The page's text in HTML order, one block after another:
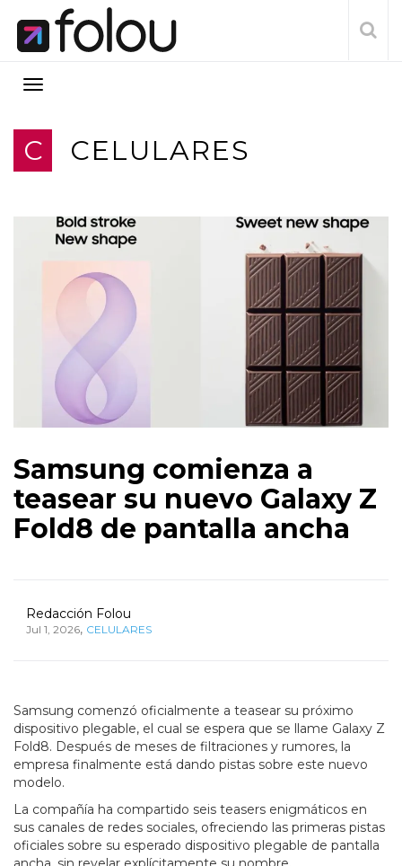
C CELULARES
Samsung comienza a
teasear su nuevo Galaxy Z
Fold8 de pantalla ancha
Redacción Folou
Jul 1, 2026, CELULARES
Samsung comenzó oficialmente a teasear su próximo
dispositivo plegable, el cual se espera que se llame Galaxy Z
Fold8. Después de meses de filtraciones y rumores, la
empresa finalmente está dando pistas sobre este nuevo
modelo.
La compañía ha compartido seis teasers enigmáticos en
sus canales de redes sociales, ofreciendo las primeras pistas
oficiales sobre su esperado dispositivo plegable de pantalla